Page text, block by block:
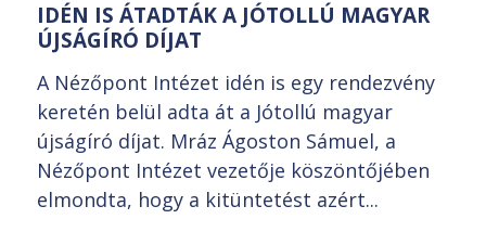
IDÉN IS ÁTADTÁK A JÓTOLLÚ MAGYAR
ÚJSÁGÍRÓ DÍJAT
A Nézőpont Intézet idén is egy rendezvény
keretén belül adta át a Jótollú magyar
újságíró díjat. Mráz Ágoston Sámuel, a
Nézőpont Intézet vezetője köszöntőjében
elmondta, hogy a kitüntetést azért...